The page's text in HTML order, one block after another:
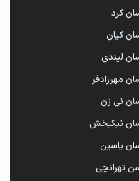
کرد
کیان
لیندی
مهرزادفر
نی زن
نیکبخش
یاسین
تهرانچی